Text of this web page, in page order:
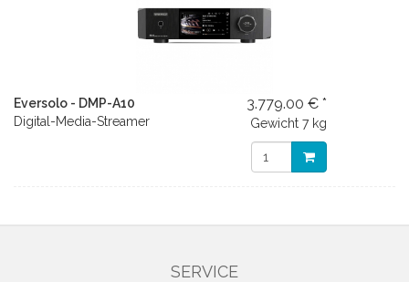
Eversolo - DMP-A10
Digital-Media-Streamer
3.779.00 € *
Gewicht 7 kg
SERVICE